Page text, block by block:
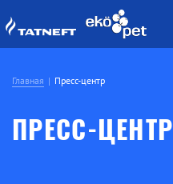
Главная Пресс-центр
ПРЕСС-ЦЕНТР